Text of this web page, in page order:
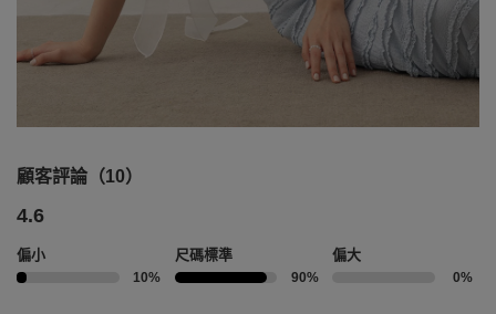
顧客評論（10）
4.6
偏小
10%
尺碼標準
90%
偏大
0%